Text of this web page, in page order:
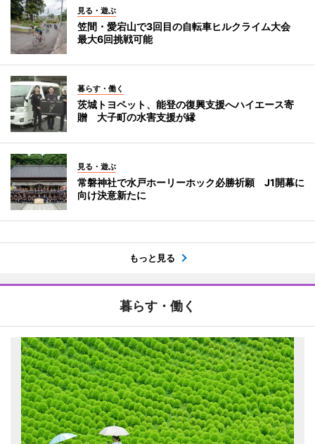
見る・遊ぶ
笠間・愛宕山で3回目の自転車ヒルクライム大会
最大6回挑戦可能
暮らす・働く
茨城トヨペット、能登の復興支援へハイエース寄
贈 大子町の水害支援が縁
見る・遊ぶ
常磐神社で水戸ホーリーホック必勝祈願 J1開幕に
向け決意新たに
もっと見る
暮らす・働く